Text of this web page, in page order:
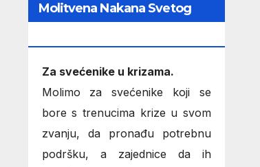
Molitvena Nakana Svetog
Za svećenike u krizama.
Molimo za svećenike koji se
bore s trenucima krize u svom
zvanju, da pronađu potrebnu
podršku, a zajednice da ih